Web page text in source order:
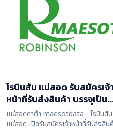
โรบินสัน แม่สอด รับสมัครเจ้า
หน้าที่รับส่งสินค้า บรรจุเป็น
พนักงานประจำทันที
แม่สอดดาต้า maesotdata - โรบินสัน
แม่สอด เปิดรับสมัครเจ้าหน้าที่รับส่งสิน